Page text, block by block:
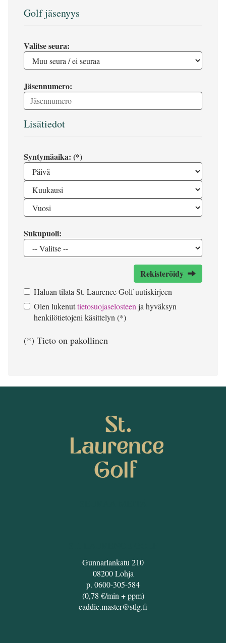
Golf jäsenyys
Valitse seura:
Jäsennumero:
Lisätiedot
Syntymäaika: (*)
Sukupuoli:
Rekisteröidy
Haluan tilata St. Laurence Golf uutiskirjeen
Olen lukenuttietosuojaselosteen ja hyväksyn
henkilötietojeni käsittelyn (*)
(*) Tieto on pakollinen
Gunnarlankatu 210
08200 Lohja
p. 0600-305-584
(0,78 €/min + ppm)
caddie.master@stlg.fi